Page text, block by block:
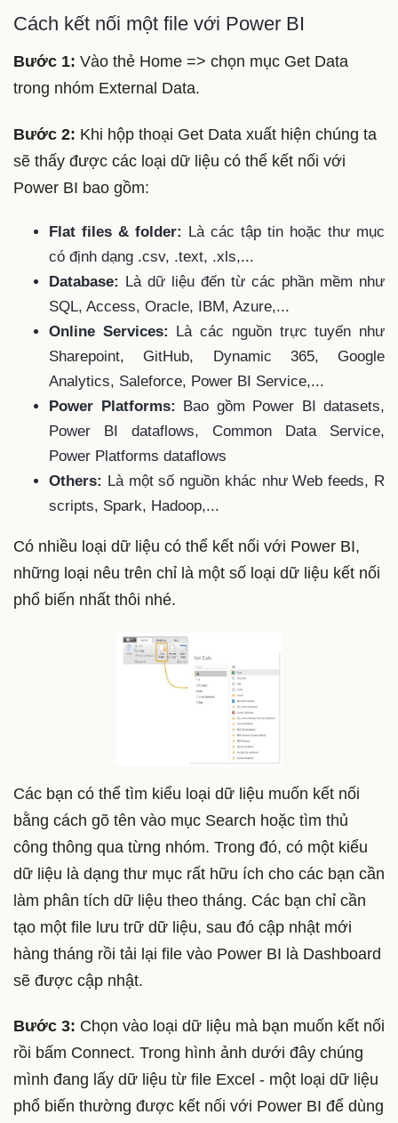
Cách kết nối một file với Power BI
Bước 1: Vào thẻ Home => chọn mục Get Data
trong nhóm External Data.
Bước 2: Khi hộp thoại Get Data xuất hiện chúng ta
sẽ thấy được các loại dữ liệu có thể kết nối với
Power BI bao gồm:
Flat files & folder:
Là các tập tin hoặc thư mục
có định dạng .csv, .text, .xls,...
Database:
Là dữ liệu đến từ các phần mềm như
SQL, Access, Oracle, IBM, Azure,...
Online Services: Là các nguồn trực tuyến như
Sharepoint, GitHub, Dynamic 365, Google
Analytics, Saleforce, Power BI Service,...
Power Platforms: Bao gồm Power BI datasets,
Power BI dataflows, Common Data Service,
Power Platforms dataflows
Others: Là một số nguồn khác như Web feeds, R
scripts, Spark, Hadoop,...
Có nhiều loại dữ liệu có thể kết nối với Power BI,
những loại nêu trên chỉ là một số loại dữ liệu kết nối
phổ biến nhất thôi nhé.
Các bạn có thể tìm kiểu loại dữ liệu muốn kết nối
bằng cách gõ tên vào mục Search hoặc tìm thủ
công thông qua từng nhóm. Trong đó, có một kiểu
dữ liệu là dạng thư mục rất hữu ích cho các bạn cần
làm phân tích dữ liệu theo tháng. Các bạn chỉ cần
tạo một file lưu trữ dữ liệu, sau đó cập nhật mới
hàng tháng rồi tải lại file vào Power BI là Dashboard
sẽ được cập nhật.
Bước 3: Chọn vào loại dữ liệu mà bạn muốn kết nối
rồi bấm Connect. Trong hình ảnh dưới đây chúng
mình đang lấy dữ liệu từ file Excel - một loại dữ liệu
phổ biến thường được kết nối với Power BI để dùng